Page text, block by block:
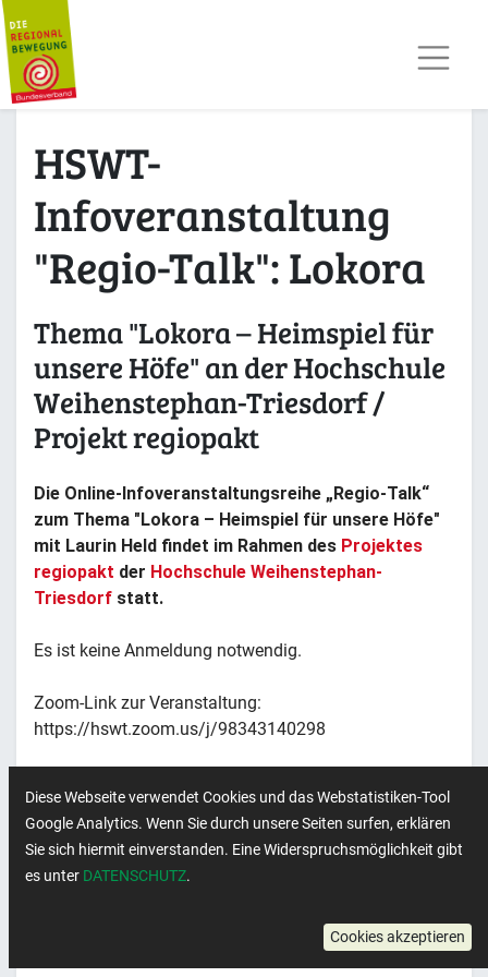
KONTAKT MITGLIED WERDEN
HSWT-
Infoveranstaltung
"Regio-Talk": Lokora
Thema "Lokora – Heimspiel für
unsere Höfe" an der Hochschule
Weihenstephan-Triesdorf /
Projekt regiopakt
Die Online-Infoveranstaltungsreihe „Regio-Talk“
zum Thema "Lokora – Heimspiel für unsere Höfe"
mit Laurin Held findet im Rahmen des Projektes
regiopakt der Hochschule Weihenstephan-
Triesdorf statt.
Es ist keine Anmeldung notwendig.
Zoom-Link zur Veranstaltung:
https://hswt.zoom.us/j/98343140298
Datum & Uhrzeit
10. Oktober 2024
17:00 - 18:00 Uhr
Diese Webseite verwendet Cookies und das Webstatistiken-Tool
Google Analytics. Wenn Sie durch unsere Seiten surfen, erklären
Sie sich hiermit einverstanden. Eine Widerspruchsmöglichkeit gibt
es unter DATENSCHUTZ.
Cookies akzeptieren